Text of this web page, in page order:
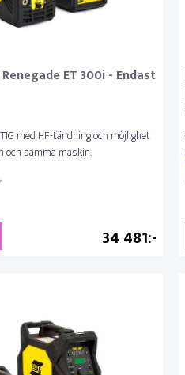
ET 300i - Endast
med HF-tändning och möjlighet
samma maskin.
34 481